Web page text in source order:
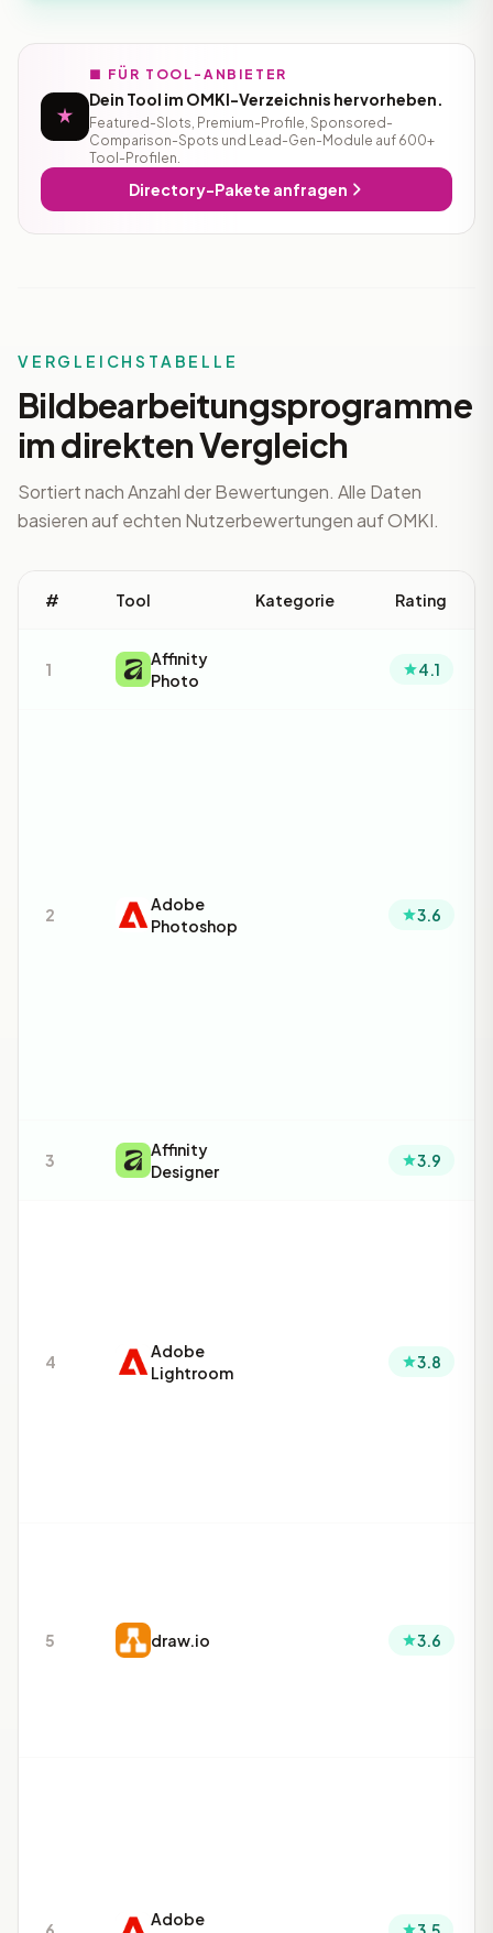
■ FÜR TOOL-ANBIETER
Dein Tool im OMKI-Verzeichnis hervorheben.
Featured-Slots, Premium-Profile, Sponsored-
Comparison-Spots und Lead-Gen-Module auf 600+
Tool-Profilen.
Directory-Pakete anfragen
VERGLEICHSTABELLE
Bildbearbeitungsprogramme
im direkten Vergleich
Sortiert nach Anzahl der Bewertungen. Alle Daten
basieren auf echten Nutzerbewertungen auf OMKI.
# Tool Kategorie Rating
1
Affinity
Photo
4.1
2
Adobe
Photoshop
3.6
3
Affinity
Designer
3.9
4
Adobe
Lightroom
3.8
5 draw.io 3.6
Adobe